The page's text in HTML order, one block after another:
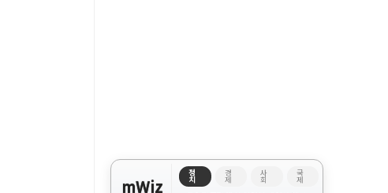
mWiz
정
치
경
제
사
회
국
제